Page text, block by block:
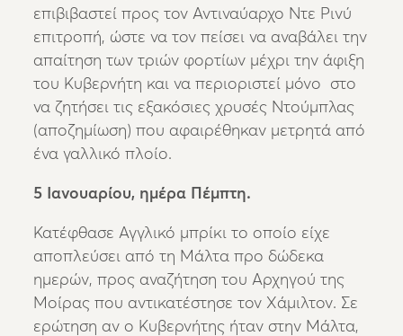
επιβιβαστεί προς τον Αντιναύαρχο Ντε Ρινύ
επιτροπή, ώστε να τον πείσει να αναβάλει την
απαίτηση των τριών φορτίων μέχρι την άφιξη
του Κυβερνήτη και να περιοριστεί μόνο στο
να ζητήσει τις εξακόσιες χρυσές Ντούμπλας
(αποζημίωση) που αφαιρέθηκαν μετρητά από
ένα γαλλικό πλοίο.
5 Ιανουαρίου, ημέρα Πέμπτη.
Κατέφθασε Αγγλικό μπρίκι το οποίο είχε
αποπλεύσει από τη Μάλτα προ δώδεκα
ημερών, προς αναζήτηση του Αρχηγού της
Μοίρας που αντικατέστησε τον Χάμιλτον. Σε
ερώτηση αν ο Κυβερνήτης ήταν στην Μάλτα,